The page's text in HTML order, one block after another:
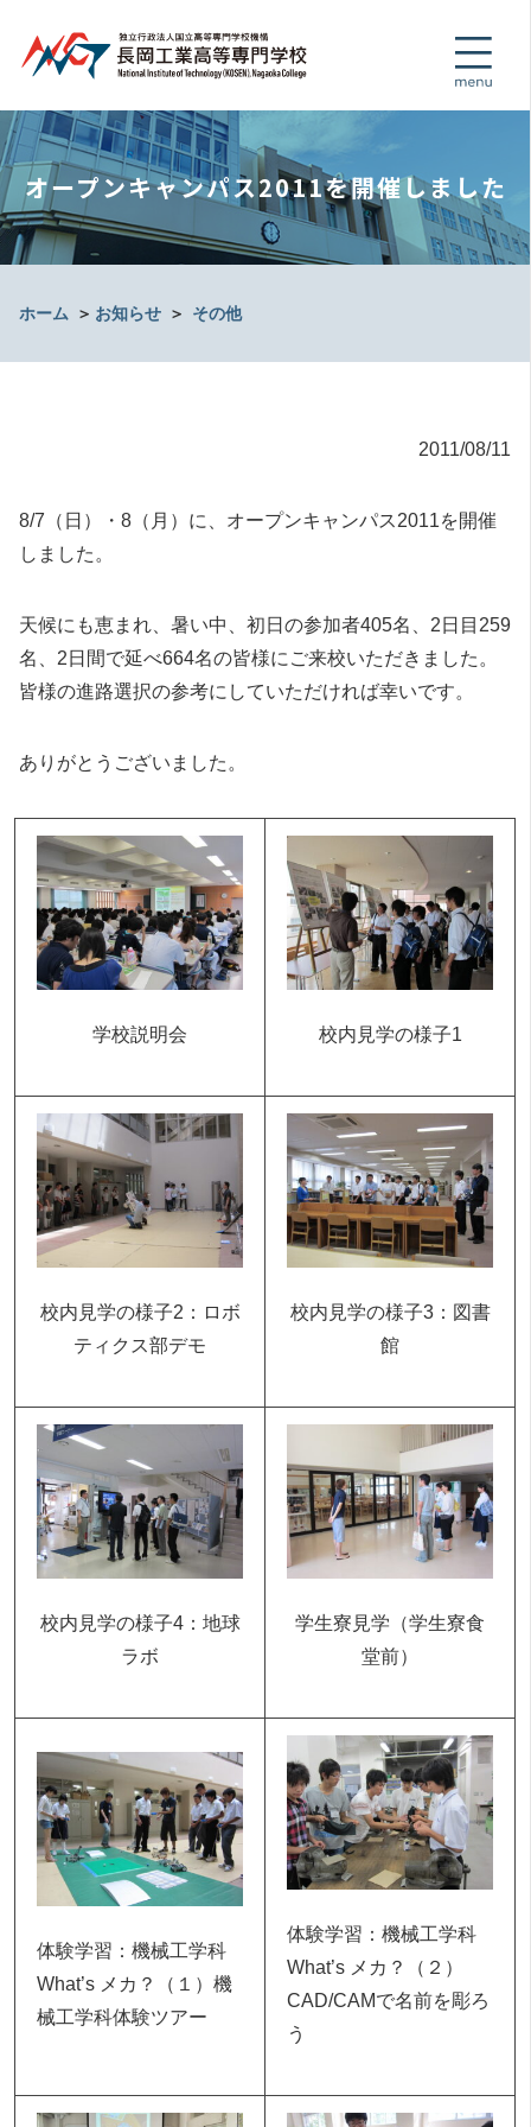
オープンキャンパス2011を開催しました
ホーム ＞ お知らせ ＞ その他
2011/08/11
8/7（日）・8（月）に、オープンキャンパス2011を開催
しました。
天候にも恵まれ、暑い中、初日の参加者405名、2日目259
名、2日間で延べ664名の皆様にご来校いただきました。
皆様の進路選択の参考にしていただければ幸いです。
ありがとうございました。
学校説明会 校内見学の様子1
校内見学の様子2：ロボ
ティクス部デモ
校内見学の様子3：図書
館
校内見学の様子4：地球
ラボ
学生寮見学（学生寮食
堂前）
体験学習：機械工学科
What’s メカ？（１）機
械工学科体験ツアー
体験学習：機械工学科
What’s メカ？（２）
CAD/CAMで名前を彫ろ
う